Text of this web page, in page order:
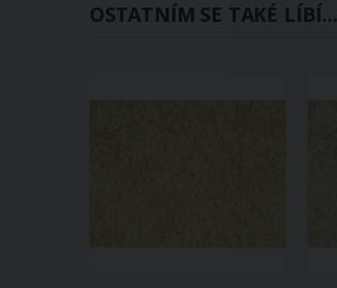
OSTATNÍM SE TAKÉ LÍBÍ...